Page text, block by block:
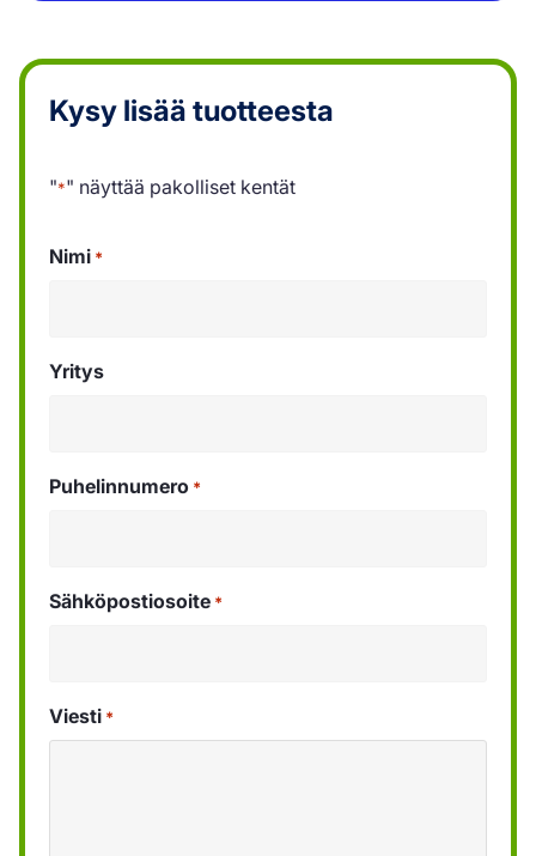
Kysy lisää tuotteesta
"*" näyttää pakolliset kentät
Nimi *
Yritys
Puhelinnumero *
Sähköpostiosoite *
Viesti *